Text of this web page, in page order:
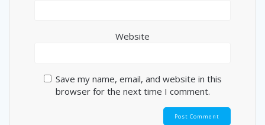
Website
Save my name, email, and website in this
browser for the next time I comment.